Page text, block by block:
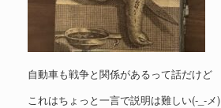
自動車も戦争と関係があるって話だけど
これはちょっと一言で説明は難しい(-_-メ)